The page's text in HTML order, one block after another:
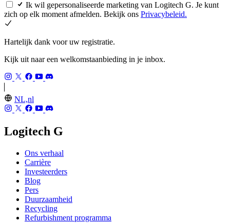
Ik wil gepersonaliseerde marketing van Logitech G. Je kunt
zich op elk moment afmelden. Bekijk ons Privacybeleid.
Hartelijk dank voor uw registratie.
Kijk uit naar een welkomstaanbieding in je inbox.
NL,nl
Logitech G
Ons verhaal
Carrière
Investeerders
Blog
Pers
Duurzaamheid
Recycling
Refurbishment programma